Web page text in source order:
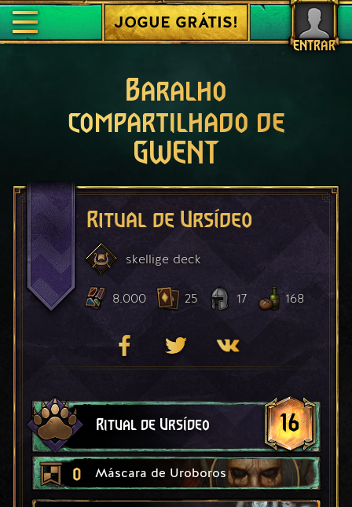
ENTRAR
JOGUE GRÁTIS!
Baralho
compartilhado de
GWENT
Ritual de Ursídeo
skellige deck
8.000 25 17 168
Ritual de Ursídeo 16
0 Máscara de Uroboros